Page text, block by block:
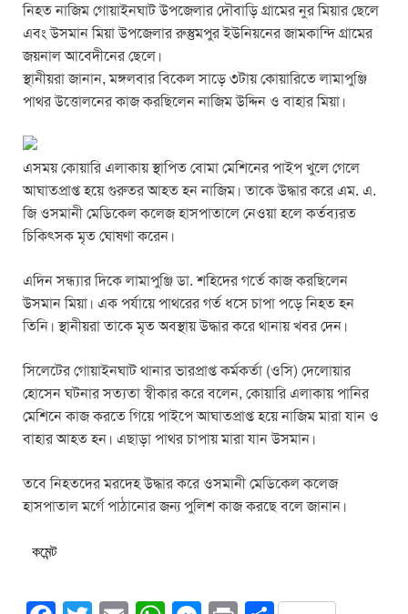
k
নিহত নাজিম গোয়াইনঘাট উপজেলার দৌবাড়ি গ্রামের নুর মিয়ার ছেলে
এবং উসমান মিয়া উপজেলার রুস্তুমপুর ইউনিয়নের জামকান্দি গ্রামের
জয়নাল আবেদীনের ছেলে।
স্থানীয়রা জানান, মঙ্গলবার বিকেল সাড়ে ৩টায় কোয়ারিতে লামাপুঞ্জি
পাথর উত্তোলনের কাজ করছিলেন নাজিম উদ্দিন ও বাহার মিয়া।
এসময় কোয়ারি এলাকায় স্থাপিত বোমা মেশিনের পাইপ খুলে গেলে
আঘাতপ্রাপ্ত হয়ে গুরুতর আহত হন নাজিম। তাকে উদ্ধার করে এম. এ.
জি ওসমানী মেডিকেল কলেজ হাসপাতালে নেওয়া হলে কর্তব্যরত
চিকিৎসক মৃত ঘোষণা করেন।
এদিন সন্ধ্যার দিকে লামাপুঞ্জি ডা. শহিদের গর্তে কাজ করছিলেন
উসমান মিয়া। এক পর্যায়ে পাথরের গর্ত ধসে চাপা পড়ে নিহত হন
তিনি। স্থানীয়রা তাকে মৃত অবস্থায় উদ্ধার করে থানায় খবর দেন।
সিলেটের গোয়াইনঘাট থানার ভারপ্রাপ্ত কর্মকর্তা (ওসি) দেলোয়ার
হোসেন ঘটনার সত্যতা স্বীকার করে বলেন, কোয়ারি এলাকায় পানির
মেশিনে কাজ করতে গিয়ে পাইপে আঘাতপ্রাপ্ত হয়ে নাজিম মারা যান ও
বাহার আহত হন। এছাড়া পাথর চাপায় মারা যান উসমান।
তবে নিহতদের মরদেহ উদ্ধার করে ওসমানী মেডিকেল কলেজ
হাসপাতাল মর্গে পাঠানোর জন্য পুলিশ কাজ করছে বলে জানান।
কমেন্ট